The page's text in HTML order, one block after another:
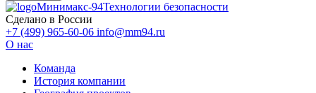
Минимакс-94Технологии безопасности
Сделано в России
+7 (499) 965-60-06 info@mm94.ru
О нас
Команда
История компании